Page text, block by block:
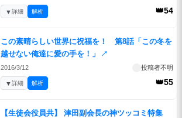
👑54
▼詳細 解析
この素晴らしい世界に祝福を！ 第8話「この冬を
越せない俺達に愛の手を！」
↗
2016/3/12 投稿者不明
👑55
▼詳細 解析
【生徒会役員共】 津田副会長の神ツッコミ特集